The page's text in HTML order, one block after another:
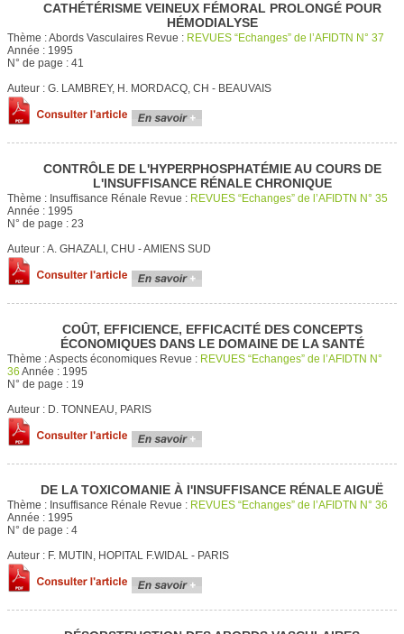
CATHÉTÉRISME VEINEUX FÉMORAL PROLONGÉ POUR
HÉMODIALYSE
Thème :Abords Vasculaires Revue : REVUES “Echanges” de l’AFIDTN N° 37
Année : 1995
N° de page : 41
Auteur : G. LAMBREY, H. MORDACQ, CH - BEAUVAIS
CONTRÔLE DE L'HYPERPHOSPHATÉMIE AU COURS DE
L'INSUFFISANCE RÉNALE CHRONIQUE
Thème : Insuffisance Rénale Revue : REVUES “Echanges” de l’AFIDTN N° 35
Année : 1995
N° de page : 23
Auteur :A. GHAZALI, CHU - AMIENS SUD
COÛT, EFFICIENCE, EFFICACITÉ DES CONCEPTS
ÉCONOMIQUES DANS LE DOMAINE DE LA SANTÉ
Thème :Aspects économiques Revue : REVUES “Echanges” de l’AFIDTN N°
36 Année : 1995
N° de page : 19
Auteur : D. TONNEAU, PARIS
DE LA TOXICOMANIE À I'INSUFFISANCE RÉNALE AIGUË
Thème : Insuffisance Rénale Revue : REVUES “Echanges” de l’AFIDTN N° 36
Année : 1995
N° de page : 4
Auteur : F. MUTIN, HOPITAL F.WIDAL - PARIS